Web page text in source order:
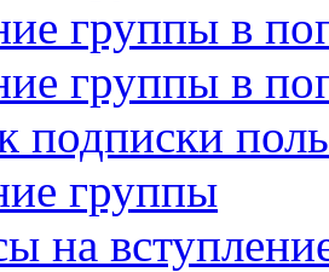
группы в
группы в
подписки
группы
на